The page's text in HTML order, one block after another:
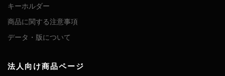
キーホルダー
商品に関する注意事項
データ・版について
法人向け商品ページ